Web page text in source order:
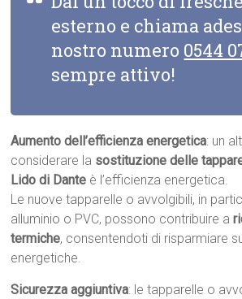
esterno e chiama
nostro numero 0544
sempre attivo!
Aumento dell’efficienza energetica: un
considerare la sostituzione delle
Lido di Dante è l’efficienza energetica.
Le nuove tapparelle o avvolgibili, in
alluminio o PVC, possono contribuire a
termiche, consentendoti di risparmiare
energetiche.
Sicurezza aggiuntiva: le tapparelle o